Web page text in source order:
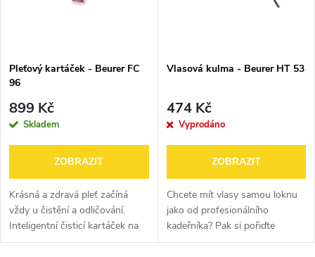
p
r
o
d
u
s
p
r
d
u
Pleťový kartáček - Beurer FC
96
899 Kč
Skladem
ZOBRAZIT
Krásná a zdravá pleť začíná
vždy u čistění a odličování.
Inteligentní čisticí kartáček na
obličej BEURER FC 96
Vlasová kulma - Beurer HT 53
474 Kč
Vyprodáno
ZOBRAZIT
Chcete mít vlasy samou loknu
jako od profesionálního
kadeřníka? Pak si pořiďte
kónickou kulmu na vlasy Beurer